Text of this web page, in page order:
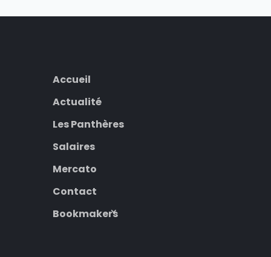
Accueil
Actualité
Les Panthères
Salaires
Mercato
Contact
Bookmakers